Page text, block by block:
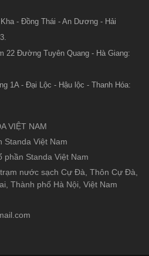
- Đồng Thái - An Dương - Hải
22 Đường Tuyên Quang - Hà Giang:
1A - Đại Lộc - Hậu lộc - Thanh Hóa:
VIỆT NAM
Standa Việt Nam
phần Standa Việt Nam
nước sạch Cự Đà, Thôn Cự Đà,
Thành phố Hà Nội, Việt Nam